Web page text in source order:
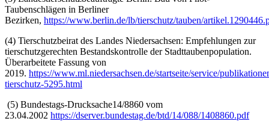
Taubenschlägen in Berliner
Bezirken, https://www.berlin.de/lb/tierschutz/tauben/
(4) Tierschutzbeirat des Landes Niedersachsen: Empfehlungen zur
tierschutzgerechten Bestandskontrolle der Stadttaubenpopulation.
Überarbeitete Fassung von
2019. https://www.ml.niedersachsen.de/startseite/service/
tierschutz-5295.html
(5) Bundestags-Drucksache14/8860 vom
23.04.2002 https://dserver.bundestag.de/btd/14/088/1408860.pdf